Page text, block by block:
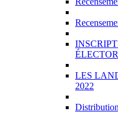
LES
2022